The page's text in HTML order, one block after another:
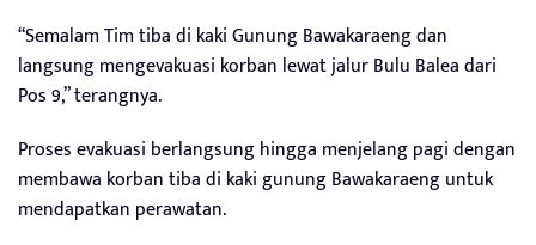
“Semalam Tim tiba di kaki Gunung Bawakaraeng dan
langsung mengevakuasi korban lewat jalur Bulu Balea dari
Pos 9,” terangnya.
Proses evakuasi berlangsung hingga menjelang pagi dengan
membawa korban tiba di kaki gunung Bawakaraeng untuk
mendapatkan perawatan.